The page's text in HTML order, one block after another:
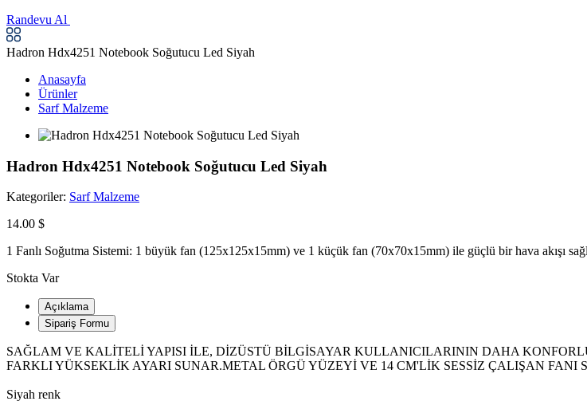
Randevu Al
Hadron Hdx4251 Notebook Soğutucu Led Siyah
Anasayfa
Ürünler
Sarf Malzeme
Hadron Hdx4251 Notebook Soğutucu Led Siyah
Kategoriler: Sarf Malzeme
14.00 $
1 Fanlı Soğutma Sistemi: 1 büyük fan (125x125x15mm) ve 1 küçük fan (70x70x15mm) ile güçlü bir hava akışı
Stokta Var
Açıklama
Sipariş Formu
SAĞLAM VE KALİTELİ YAPISI İLE, DİZÜSTÜ BİLGİSAYAR KULLANICILARININ DAHA
FARKLI YÜKSEKLİK AYARI SUNAR.METAL ÖRGÜ YÜZEYİ VE 14 CM'LİK SESSİZ ÇALIŞAN
Siyah renk